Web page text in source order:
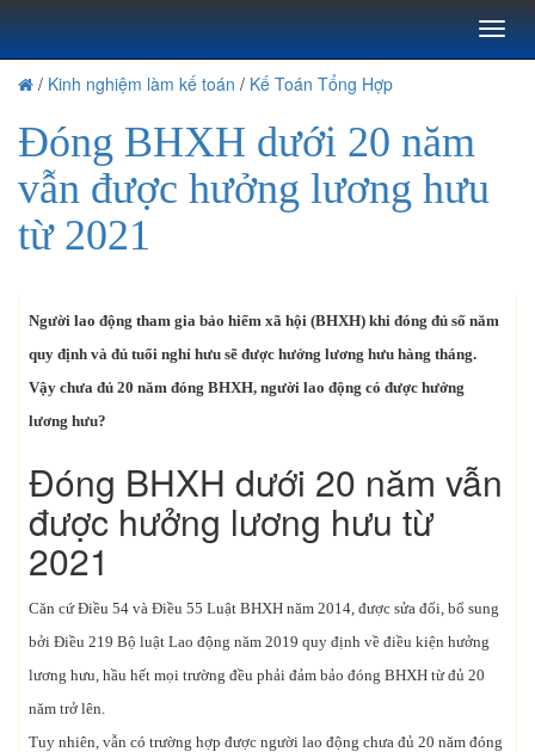
Toggle
/ Kinh nghiệm làm kế toán / Kế Toán Tổng Hợp
Đóng BHXH dưới 20 năm
vẫn được hưởng lương hưu
từ 2021
Người lao động tham gia bảo hiểm xã hội (BHXH) khi đóng đủ số năm
quy định và đủ tuổi nghỉ hưu sẽ được hưởng lương hưu hàng tháng.
Vậy chưa đủ 20 năm đóng BHXH, người lao động có được hưởng
lương hưu?
Đóng BHXH dưới 20 năm vẫn
được hưởng lương hưu từ
2021
Căn cứ Điều 54 và Điều 55 Luật BHXH năm 2014, được sửa đổi, bổ sung
bởi Điều 219 Bộ luật Lao động năm 2019 quy định về điều kiện hưởng
lương hưu, hầu hết mọi trường đều phải đảm bảo đóng BHXH từ đủ 20
năm trở lên.
Tuy nhiên, vẫn có trường hợp được người lao động chưa đủ 20 năm đóng